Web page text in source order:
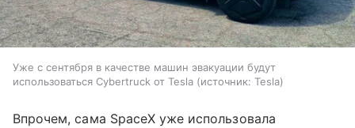
Уже с сентября в качестве машин эвакуации будут
использоваться Cybertruck от Tesla
источник: Tesla
Впрочем, сама SpaceX уже использовала